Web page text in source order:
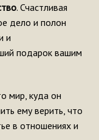
. Счастливая
дело и полон
и
подарок вашим
мир, куда он
ему верить, что
в отношениях и